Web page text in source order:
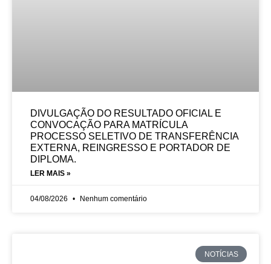
DIVULGAÇÃO DO RESULTADO OFICIAL E
CONVOCAÇÃO PARA MATRÍCULA
PROCESSO SELETIVO DE TRANSFERÊNCIA
EXTERNA, REINGRESSO E PORTADOR DE
DIPLOMA.
LER MAIS »
04/08/2026 Nenhum comentário
NOTÍCIAS